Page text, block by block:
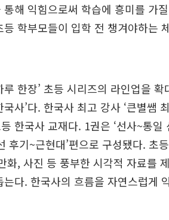
해 익힘으로써 학습에 흥미를 가
등 학부모들이 입학 전 챙겨야하는
루 한장’ 초등 시리즈의 라인업을
사’다. 한국사 최고 강사 ‘큰별쌤
한국사 교재다. 1권은 ‘선사~통일
후기~근현대’편으로 구성됐다. 초
화, 사진 등 풍부한 시각적 자료를
다. 한국사의 흐름을 자연스럽게